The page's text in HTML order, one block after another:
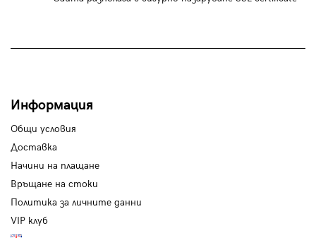
Информация
Общи условия
Доставка
Начини на плащане
Връщане на стоки
Политика за личните данни
VIP клуб